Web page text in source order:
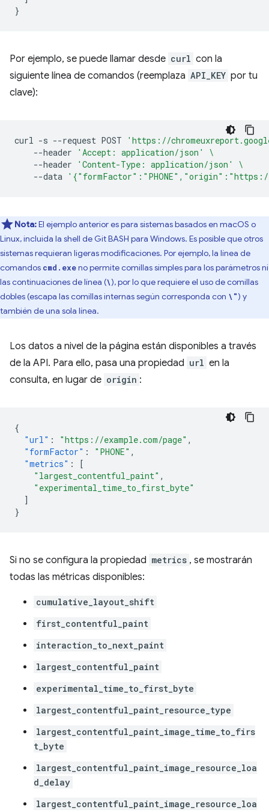
}
Por ejemplo, se puede llamar desde curl con la
siguiente línea de comandos (reemplaza API_KEY por tu
clave):
curl -s --request POST
'https://
--header
'Accept: application/json'
\
--header
'Content-Type: application/json'
\
--data
Nota:El ejemplo anterior es para sistemas basados en macOS o
Linux, incluida la shell de Git BASH para Windows. Es posible que otros
sistemas requieran ligeras modificaciones. Por ejemplo, la línea de
comandos cmd.exeno permite comillas simples para los parámetros ni
las continuaciones de línea (\), por lo que requiere el uso de comillas
dobles (escapa las comillas internas según corresponda con \") y
también de una sola línea.
Los datos a nivel de la página están disponibles a través
de la API. Para ello, pasa una propiedad url en la
consulta, en lugar de origin :
{
"url" : "https://example.com/page" ,
"formFactor" : "PHONE" ,
"metrics" :
[
"largest_contentful_paint" ,
"experimental_time_to_first_byte"
]
}
Si no se configura la propiedad metrics , se mostrarán
todas las métricas disponibles:
cumulative_layout_shift
first_contentful_paint
interaction_to_next_paint
largest_contentful_paint
experimental_time_to_first_byte
largest_contentful_paint_resource_type
largest_contentful_paint_image_time_to_firs
t_byte
largest_contentful_paint_image_resource_loa
d_delay
largest_contentful_paint_image_resource_loa